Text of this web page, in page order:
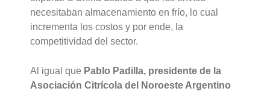
necesitaban almacenamiento en frío, lo cual
incrementa los costos y por ende, la
competitividad del sector.
Al igual que Pablo Padilla, presidente de la
Asociación Citrícola del Noroeste Argentino